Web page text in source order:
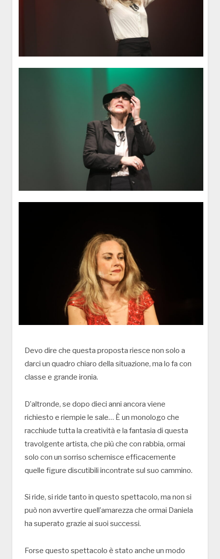
Devo dire che questa proposta riesce non solo a
darci un quadro chiaro della situazione, ma lo fa con
classe e grande ironia.
D’altronde, se dopo dieci anni ancora viene
richiesto e riempie le sale… È un monologo che
racchiude tutta la creatività e la fantasia di questa
travolgente artista, che più che con rabbia, ormai
solo con un sorriso schernisce efficacemente
quelle figure discutibili incontrate sul suo cammino.
Si ride, si ride tanto in questo spettacolo, ma non si
può non avvertire quell’amarezza che ormai Daniela
ha superato grazie ai suoi successi.
Forse questo spettacolo è stato anche un modo